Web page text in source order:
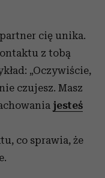
cię unika.
z tobą
„Oczywiście,
czujesz. Masz
jesteś
co sprawia, że